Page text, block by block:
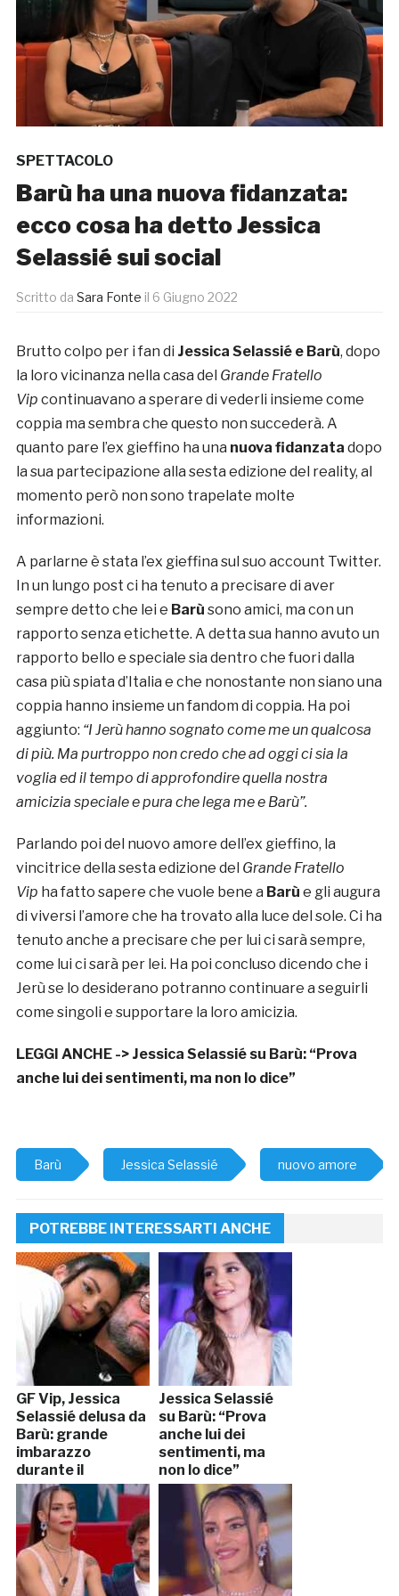
SPETTACOLO
Barù ha una nuova fidanzata:
ecco cosa ha detto Jessica
Selassié sui social
Scritto da Sara Fonte il 6 Giugno 2022
Brutto colpo per i fan di Jessica Selassié e Barù, dopo
la loro vicinanza nella casa del Grande Fratello
Vip continuavano a sperare di vederli insieme come
coppia ma sembra che questo non succederà. A
quanto pare l’ex gieffino ha una nuova fidanzata dopo
la sua partecipazione alla sesta edizione del reality, al
momento però non sono trapelate molte
informazioni.
A parlarne è stata l’ex gieffina sul suo account Twitter.
In un lungo post ci ha tenuto a precisare di aver
sempre detto che lei e Barù sono amici, ma con un
rapporto senza etichette. A detta sua hanno avuto un
rapporto bello e speciale sia dentro che fuori dalla
casa più spiata d’Italia e che nonostante non siano una
coppia hanno insieme un fandom di coppia. Ha poi
aggiunto: “I Jerù hanno sognato come me un qualcosa
di più. Ma purtroppo non credo che ad oggi ci sia la
voglia ed il tempo di approfondire quella nostra
amicizia speciale e pura che lega me e Barù”.
Parlando poi del nuovo amore dell’ex gieffino, la
vincitrice della sesta edizione del Grande Fratello
Vip ha fatto sapere che vuole bene a Barù e gli augura
di viversi l’amore che ha trovato alla luce del sole. Ci ha
tenuto anche a precisare che per lui ci sarà sempre,
come lui ci sarà per lei. Ha poi concluso dicendo che i
Jerù se lo desiderano potranno continuare a seguirli
come singoli e supportare la loro amicizia.
LEGGI ANCHE -> Jessica Selassié su Barù: “Prova
anche lui dei sentimenti, ma non lo dice”
Barù Jessica Selassié nuovo amore
POTREBBE INTERESSARTI ANCHE
GF Vip, Jessica
Selassié delusa da
Barù: grande
imbarazzo
durante il
fuorionda
Jessica Selassié
su Barù: “Prova
anche lui dei
sentimenti, ma
non lo dice”